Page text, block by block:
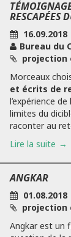
RESCAPÉES
16.09.2018
Bureau du
projection
Morceaux
et écrits de
l’expérience de
limites du
raconter au
Lire la suite
ANGKAR
01.08.2018
projection
Angkar est un